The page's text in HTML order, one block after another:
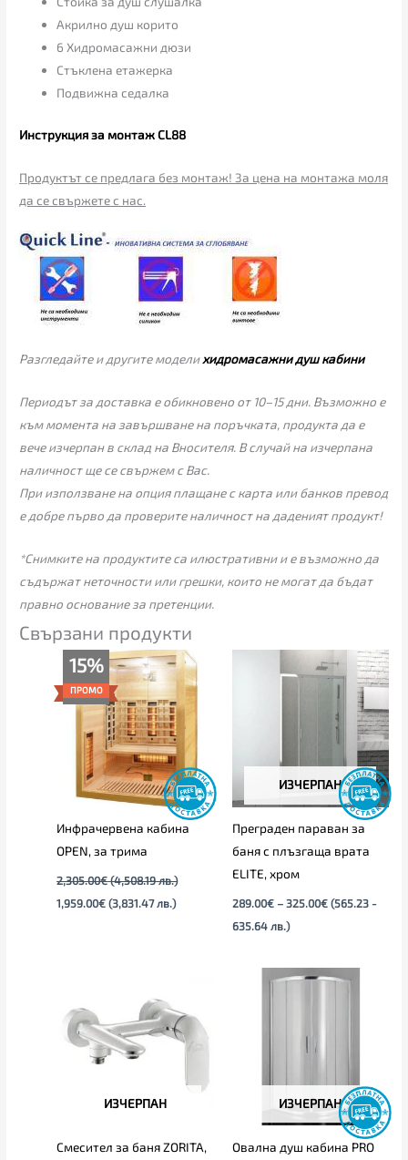
Акрилно душ корито
6 Хидромасажни дюзи
Стъклена етажерка
Подвижна седалка
Инструкция за монтаж CL88
Продуктът се предлага без монтаж! За цена на монтажа моля
да се свържете с нас.
Разгледайте и другите моделихидромасажни душ кабини
Периодът за доставка е обикновено от 10–15 дни. Възможно е
към момента на завършване на поръчката, продукта да е
вече изчерпан в склад на Вносителя. В случай на изчерпана
наличност ще се свържем с Вас.
При използване на опция плащане с карта или банков превод
е добре първо да проверите наличност на даденият продукт!
*Снимките на продуктите са илюстративни и е възможно да
съдържат неточности или грешки, които не могат да бъдат
правно основание за претенции.
Свързани продукти
15%
ПРОМО
Инфрачервена кабина
OPEN, за трима
2,305.00€ (4,508.19 лв.)
Original
price
was:
2,305.00€
(4,508.19
1,959.00€ (3,831.47 лв.)
Текущата
цена
1,959.00€
(3,831.47
лв.).
ИЗЧЕРПАН
Преграден параван за
баня с плъзгаща врата
ELITЕ, хром
289.00€ – 325.00€
range:
289.00€
through
325.00€
(565.23 -
635.64 лв.)
ИЗЧЕРПАН
Смесител за баня ZORITA,
ИЗЧЕРПАН
Овална душ кабина PRO
Price